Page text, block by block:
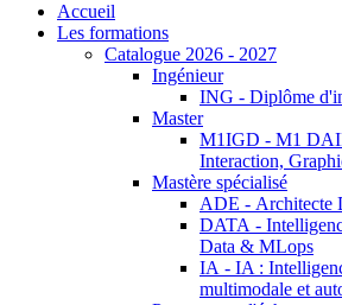
Accueil
Les formations
Catalogue 2026 - 2027
Ingénieur
ING - Diplôme
Master
M1IGD - M1
Interaction,
Mastère spécialisé
ADE - Architecte
DATA -
Data & MLops
IA - IA :
multimodale et